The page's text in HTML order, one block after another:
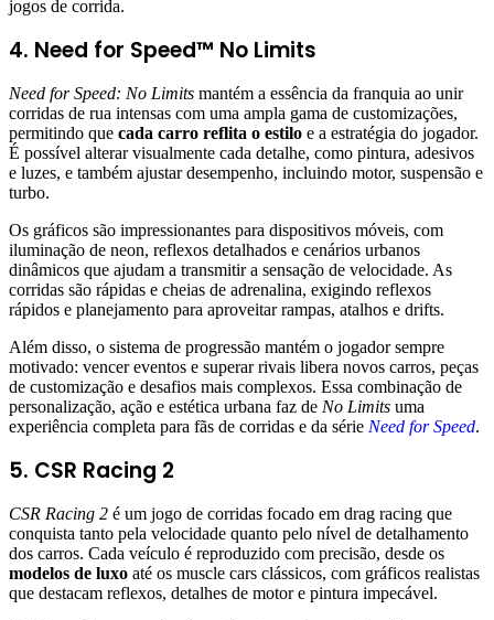
jogos de corrida.
4. Need for Speed™ No Limits
Need for Speed: No Limits mantém a essência da franquia ao unir
corridas de rua intensas com uma ampla gama de customizações,
permitindo que cada carro reflita o estilo e a estratégia do jogador.
É possível alterar visualmente cada detalhe, como pintura, adesivos
e luzes, e também ajustar desempenho, incluindo motor, suspensão e
turbo.
Os gráficos são impressionantes para dispositivos móveis, com
iluminação de neon, reflexos detalhados e cenários urbanos
dinâmicos que ajudam a transmitir a sensação de velocidade. As
corridas são rápidas e cheias de adrenalina, exigindo reflexos
rápidos e planejamento para aproveitar rampas, atalhos e drifts.
Além disso, o sistema de progressão mantém o jogador sempre
motivado: vencer eventos e superar rivais libera novos carros, peças
de customização e desafios mais complexos. Essa combinação de
personalização, ação e estética urbana faz de No Limits uma
experiência completa para fãs de corridas e da série Need for Speed.
5. CSR Racing 2
CSR Racing 2 é um jogo de corridas focado em drag racing que
conquista tanto pela velocidade quanto pelo nível de detalhamento
dos carros. Cada veículo é reproduzido com precisão, desde os
modelos de luxo até os muscle cars clássicos, com gráficos realistas
que destacam reflexos, detalhes de motor e pintura impecável.